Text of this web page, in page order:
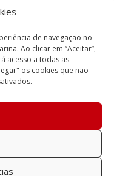
de navegação no
Ao clicar em “Aceitar”,
acesso a todas as
os cookies que não